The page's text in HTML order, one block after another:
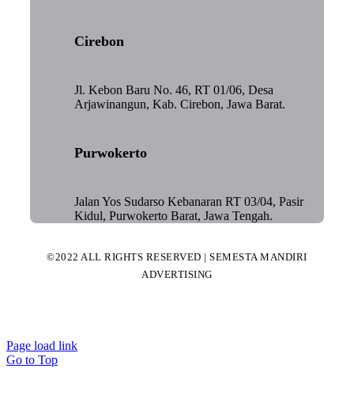
Cirebon
Jl. Kebon Baru No. 46, RT 01/06, Desa
Arjawinangun, Kab. Cirebon, Jawa Barat.
Purwokerto
Jalan Yos Sudarso Kebanaran RT 03/04, Pasir
Kidul, Purwokerto Barat, Jawa Tengah.
©2022 ALL RIGHTS RESERVED | SEMESTA MANDIRI
ADVERTISING
Page load link
Go to Top